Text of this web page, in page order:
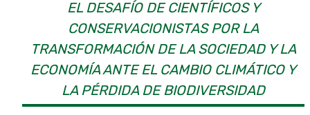
EL DESAFÍO DE CIENTÍFICOS Y
CONSERVACIONISTAS POR LA
TRANSFORMACIÓN DE LA SOCIEDAD Y LA
ECONOMÍA ANTE EL CAMBIO CLIMÁTICO Y
LA PÉRDIDA DE BIODIVERSIDAD